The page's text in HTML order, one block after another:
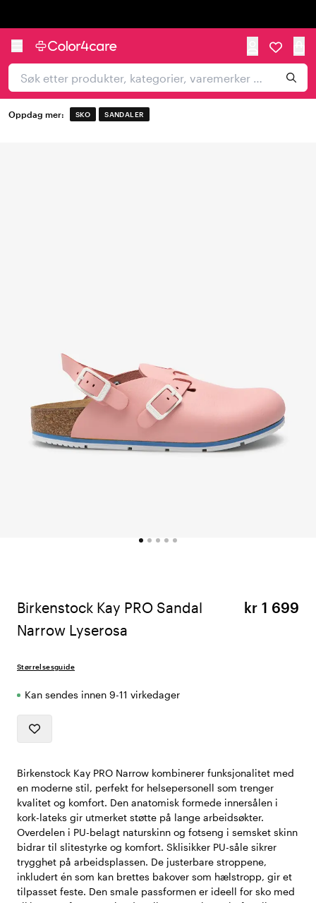
Oppdag mer: SKO SANDALER
Birkenstock Kay PRO Sandal
Narrow Lyserosa
kr 1 699
Størrelsesguide
Kan sendes innen 9-11 virkedager
Birkenstock Kay PRO Narrow kombinerer funksjonalitet med
en moderne stil, perfekt for helsepersonell som trenger
kvalitet og komfort. Den anatomisk formede innersålen i
kork-lateks gir utmerket støtte på lange arbeidsøkter.
Overdelen i PU-belagt naturskinn og fotseng i semsket skinn
bidrar til slitestyrke og komfort. Sklisikker PU-såle sikrer
trygghet på arbeidsplassen. De justerbare stroppene,
inkludert én som kan brettes bakover som hælstropp, gir et
tilpasset feste. Den smale passformen er ideell for sko med